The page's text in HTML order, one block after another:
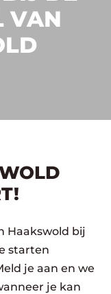
VAN
Haakswold bij
starten
je aan en we
je kan